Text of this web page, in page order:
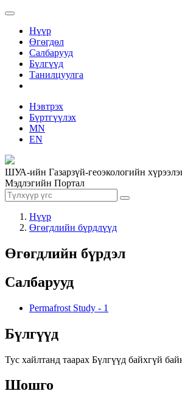
Нүүр
Өгөгдөл
Салбарууд
Бүлгүүд
Танилцуулга
Нэвтрэх
Бүртгүүлэх
MN
EN
ШУА-ийн Газарзүй-геоэкологийн
Мэдлэгийн Портал
Нүүр
Өгөгдлийн бүрдлүүд
Өгөгдлийн бүрдэл
Салбарууд
Permafrost Study - 1
Бүлгүүд
Тус хайлтанд таарах Бүлгүүд байхгүй
Шошго